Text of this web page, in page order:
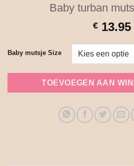
Baby turban
€ 13.95
Baby mutsje Size
TOEVOEGEN AAN